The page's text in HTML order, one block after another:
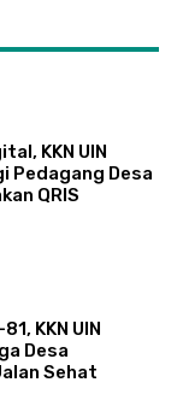
KKN UIN
Pedagang Desa
QRIS
KKN UIN
Desa
Sehat